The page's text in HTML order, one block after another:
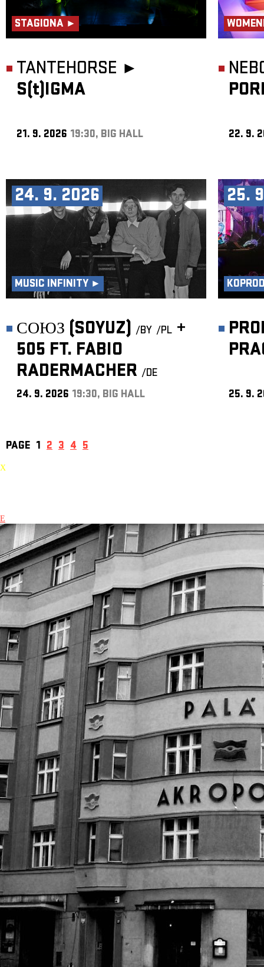
STAGIONA ►
TANTEHORSE ►
S(t)IGMA
21. 9. 2026 19:30, BIG HALL 22. 9.
24. 9. 2026
MUSIC INFINITY ►
СОЮЗ (SOYUZ) /BY /PL +
505 FT. FABIO
RADERMACHER /DE
24. 9. 2026 19:30, BIG HALL
25.
25. 9.
PAGE 1 2 3 4 5
X
E